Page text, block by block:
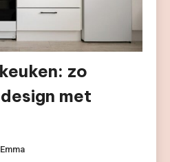
zo
met
Emma